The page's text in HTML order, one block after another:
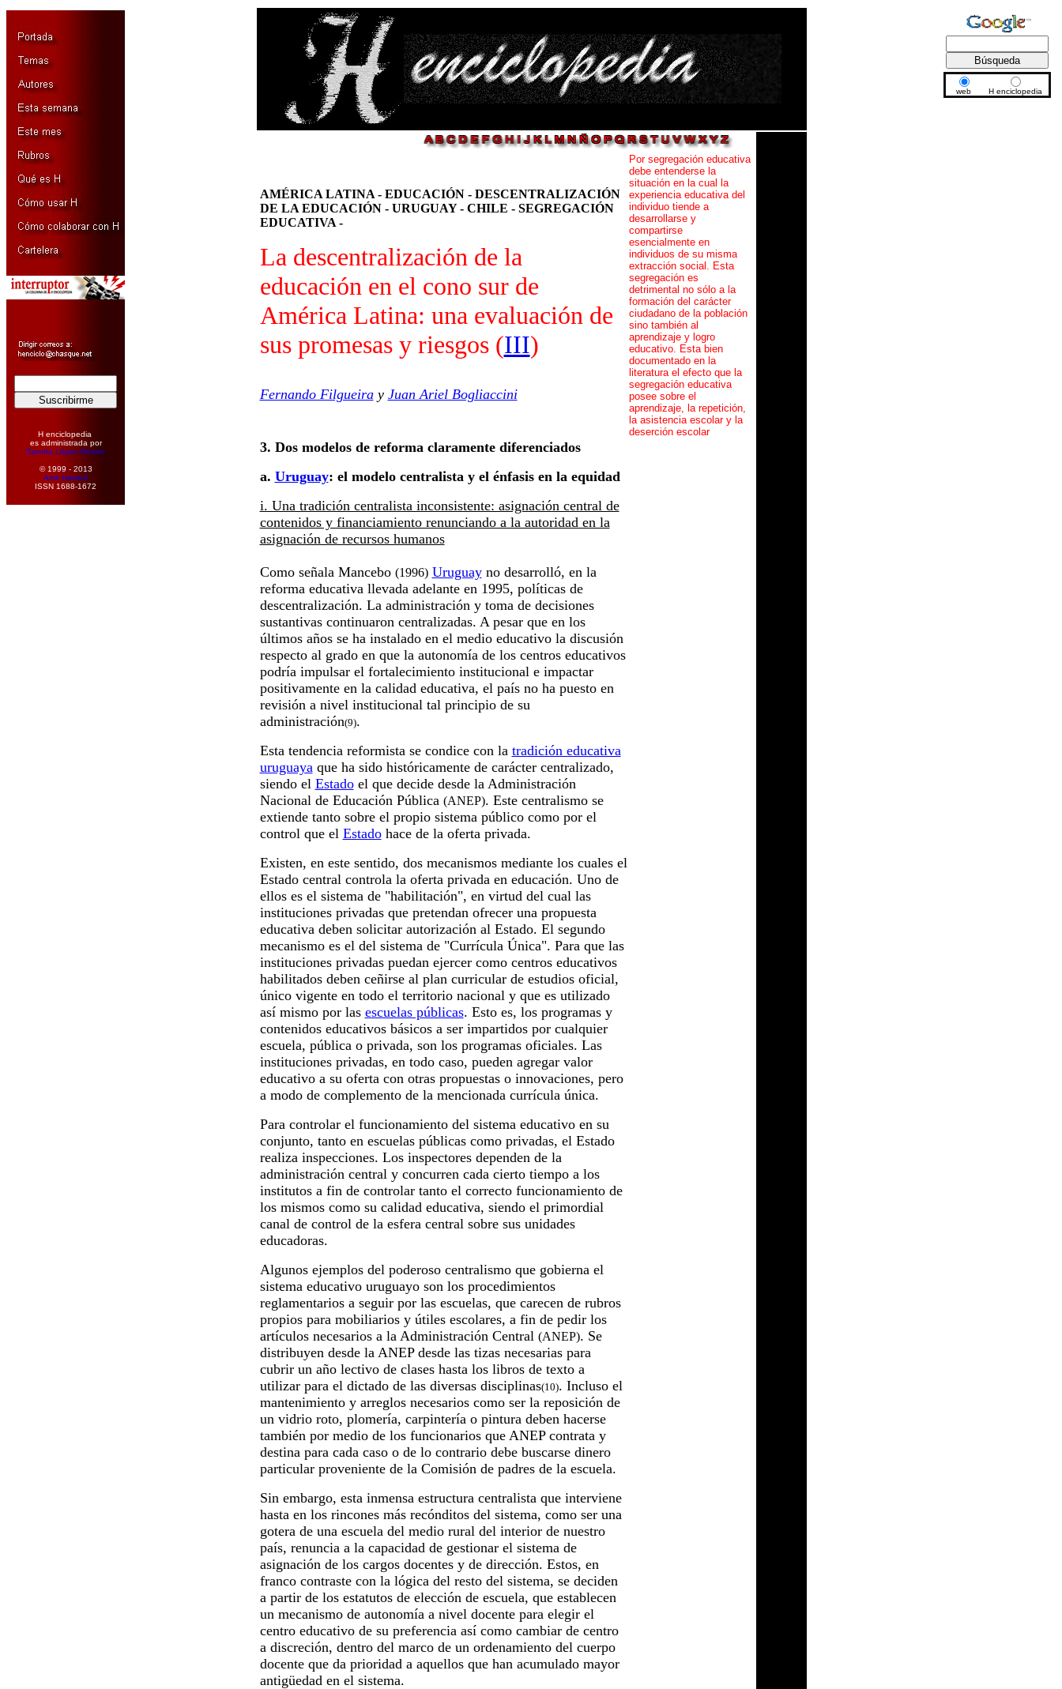
H enciclopedia
es administrada por
Sandra López Desivo
© 1999 - 2013
Amir Hamed
ISSN 1688-1672
AMÉRICA LATINA - EDUCACIÓN - DESCENTRALIZACIÓN
DE LA EDUCACIÓN - URUGUAY - CHILE - SEGREGACIÓN
EDUCATIVA -
La descentralización de la
educación en el cono sur de
América Latina: una evaluación de
sus promesas y riesgos (III)
Fernando Filgueiray Juan Ariel Bogliaccini
Por segregación educativa
debe entenderse la
situación en la cual la
experiencia educativa del
individuo tiende a
desarrollarse y
compartirse
esencialmente en
individuos de su misma
extracción social. Esta
segregación es
detrimental no sólo a la
formación del carácter
ciudadano de la población
sino también al
aprendizaje y logro
educativo. Esta bien
documentado en la
literatura el efecto que la
segregación educativa
posee sobre el
aprendizaje, la repetición,
la asistencia escolar y la
deserción escolar
3. Dos modelos de reforma claramente diferenciados
a. Uruguay: el modelo centralista y el énfasis en la equidad
i. Una tradición centralista inconsistente: asignación central de
contenidos y financiamiento renunciando a la autoridad en la
asignación de recursos humanos
Como señala Mancebo (1996) Uruguayno desarrolló, en la
reforma educativa llevada adelante en 1995, políticas de
descentralización. La administración y toma de decisiones
sustantivas continuaron centralizadas. A pesar que en los
últimos años se ha instalado en el medio educativo la discusión
respecto al grado en que la autonomía de los centros educativos
podría impulsar el fortalecimiento institucional e impactar
positivamente en la calidad educativa, el país no ha puesto en
revisión a nivel institucional tal principio de su
administración(9).
Esta tendencia reformista se condice con la tradición educativa
uruguayaque ha sido históricamente de carácter centralizado,
siendo el Estadoel que decide desde la Administración
Nacional de Educación Pública (ANEP). Este centralismo se
extiende tanto sobre el propio sistema público como por el
control que el Estadohace de la oferta privada.
Existen, en este sentido, dos mecanismos mediante los cuales el
Estado central controla la oferta privada en educación. Uno de
ellos es el sistema de "habilitación", en virtud del cual las
instituciones privadas que pretendan ofrecer una propuesta
educativa deben solicitar autorización al Estado. El segundo
mecanismo es el del sistema de "Currícula Única". Para que las
instituciones privadas puedan ejercer como centros educativos
habilitados deben ceñirse al plan curricular de estudios oficial,
único vigente en todo el territorio nacional y que es utilizado
así mismo por las escuelas públicas. Esto es, los programas y
contenidos educativos básicos a ser impartidos por cualquier
escuela, pública o privada, son los programas oficiales. Las
instituciones privadas, en todo caso, pueden agregar valor
educativo a su oferta con otras propuestas o innovaciones, pero
a modo de complemento de la mencionada currícula única.
Para controlar el funcionamiento del sistema educativo en su
conjunto, tanto en escuelas públicas como privadas, el Estado
realiza inspecciones. Los inspectores dependen de la
administración central y concurren cada cierto tiempo a los
institutos a fin de controlar tanto el correcto funcionamiento de
los mismos como su calidad educativa, siendo el primordial
canal de control de la esfera central sobre sus unidades
educadoras.
Algunos ejemplos del poderoso centralismo que gobierna el
sistema educativo uruguayo son los procedimientos
reglamentarios a seguir por las escuelas, que carecen de rubros
propios para mobiliarios y útiles escolares, a fin de pedir los
artículos necesarios a la Administración Central (ANEP). Se
distribuyen desde la ANEP desde las tizas necesarias para
cubrir un año lectivo de clases hasta los libros de texto a
utilizar para el dictado de las diversas disciplinas(10). Incluso el
mantenimiento y arreglos necesarios como ser la reposición de
un vidrio roto, plomería, carpintería o pintura deben hacerse
también por medio de los funcionarios que ANEP contrata y
destina para cada caso o de lo contrario debe buscarse dinero
particular proveniente de la Comisión de padres de la escuela.
Sin embargo, esta inmensa estructura centralista que interviene
hasta en los rincones más recónditos del sistema, como ser una
gotera de una escuela del medio rural del interior de nuestro
país, renuncia a la capacidad de gestionar el sistema de
asignación de los cargos docentes y de dirección. Estos, en
franco contraste con la lógica del resto del sistema, se deciden
a partir de los estatutos de elección de escuela, que establecen
un mecanismo de autonomía a nivel docente para elegir el
centro educativo de su preferencia así como cambiar de centro
a discreción, dentro del marco de un ordenamiento del cuerpo
docente que da prioridad a aquellos que han acumulado mayor
antigüedad en el sistema.
web H enciclopedia